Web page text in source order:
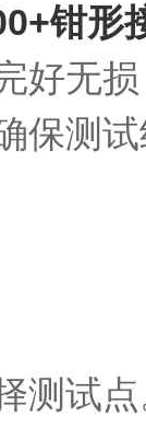
钳形
好无
保测
试点